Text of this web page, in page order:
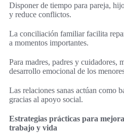
Disponer de tiempo para pareja,
y reduce conflictos.
La conciliación familiar facilita
a momentos importantes.
Para madres, padres y cuidadores,
desarrollo emocional de los
Las relaciones sanas actúan como
gracias al apoyo social.
Estrategias prácticas para
trabajo y vida